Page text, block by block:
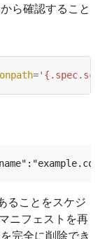
ら確認すること
=
ることをスケジ
ニフェストを再
を完全に削除でき